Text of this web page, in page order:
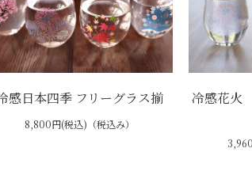
感日本四季 フリーグラス揃
8,800円(税込)（税込み）
冷感花火